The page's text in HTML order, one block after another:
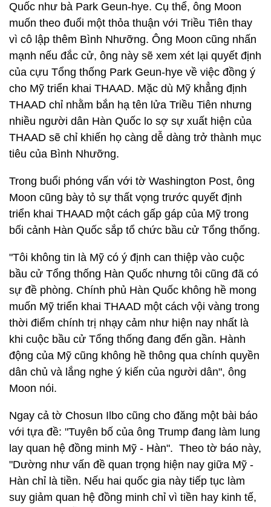
Quốc như bà Park Geun-hye. Cụ thể, ông Moon
muốn theo đuổi một thỏa thuận với Triều Tiên thay
vì cô lập thêm Bình Nhưỡng. Ông Moon cũng nhấn
mạnh nếu đắc cử, ông này sẽ xem xét lại quyết định
của cựu Tổng thống Park Geun-hye về việc đồng ý
cho Mỹ triển khai THAAD. Mặc dù Mỹ khẳng định
THAAD chỉ nhằm bắn hạ tên lửa Triều Tiên nhưng
nhiều người dân Hàn Quốc lo sợ sự xuất hiện của
THAAD sẽ chỉ khiến họ càng dễ dàng trở thành mục
tiêu của Bình Nhưỡng.
Trong buổi phóng vấn với tờ Washington Post, ông
Moon cũng bày tỏ sự thất vọng trước quyết định
triển khai THAAD một cách gấp gáp của Mỹ trong
bối cảnh Hàn Quốc sắp tổ chức bầu cử Tổng thống.
"Tôi không tin là Mỹ có ý định can thiệp vào cuộc
bầu cử Tổng thống Hàn Quốc nhưng tôi cũng đã có
sự đề phòng. Chính phủ Hàn Quốc không hề mong
muốn Mỹ triển khai THAAD một cách vội vàng trong
thời điểm chính trị nhạy cảm như hiện nay nhất là
khi cuộc bầu cử Tổng thống đang đến gần. Hành
động của Mỹ cũng không hề thông qua chính quyền
dân chủ và lắng nghe ý kiến của người dân", ông
Moon nói.
Ngay cả tờ Chosun Ilbo cũng cho đăng một bài báo
với tựa đề: "Tuyên bố của ông Trump đang làm lung
lay quan hệ đồng minh Mỹ - Hàn". Theo tờ báo này,
"Dường như vấn đề quan trọng hiện nay giữa Mỹ -
Hàn chỉ là tiền. Nếu hai quốc gia này tiếp tục làm
suy giảm quan hệ đồng minh chỉ vì tiền hay kinh tế,